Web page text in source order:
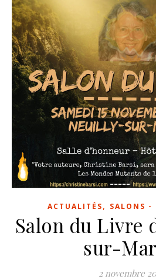
ACTUALITÉS, SALONS -
Salon du Livre
sur-
2 novembre